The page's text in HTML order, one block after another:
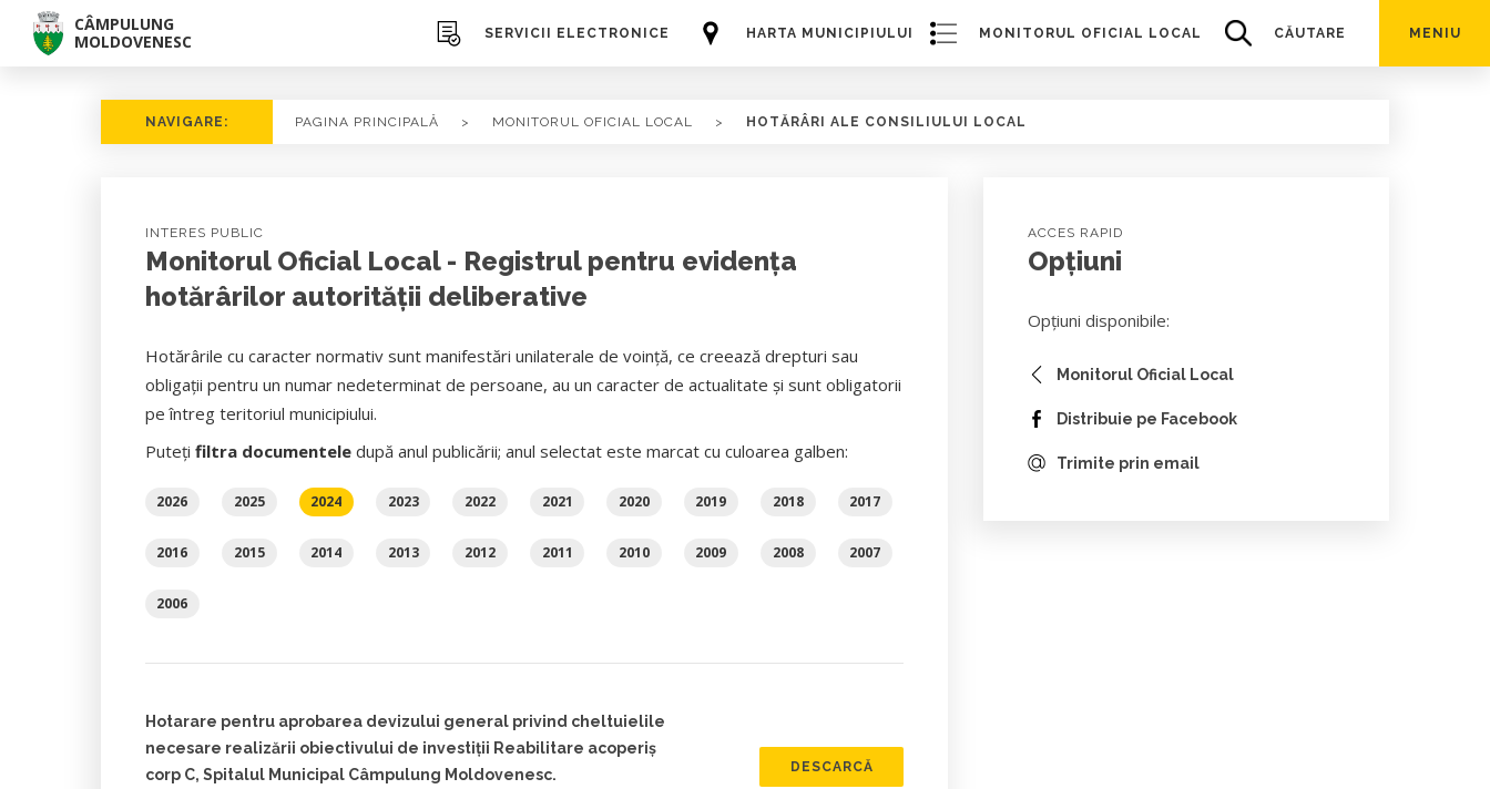
CÂMPULUNG
MOLDOVENESC
HARTA MUNICIPIULUI
SERVICII ELECTRONICE MONITORUL OFICIAL LOCAL CĂUTARE MENIU
NAVIGARE: PAGINA PRINCIPALĂ > MONITORUL OFICIAL LOCAL > HOTĂRÂRI ALE CONSILIULUI LOCAL
INTERES PUBLIC
Monitorul Oficial Local - Registrul pentru evidenţa
hotărârilor autorităţii deliberative
Hotărârile cu caracter normativ sunt manifestări unilaterale de voință, ce creează drepturi sau
obligații pentru un numar nedeterminat de persoane, au un caracter de actualitate și sunt obligatorii
pe întreg teritoriul municipiului.
Puteți filtra documenteledupă anul publicării; anul selectat este marcat cu culoarea galben:
2026 2025 2024 2023 2022 2021 2020 2019 2018 2017
2016 2015 2014 2013 2012 2011 2010 2009 2008 2007
2006
Hotarare pentru aprobarea devizului general privind cheltuielile
necesare realizării obiectivului de investiții Reabilitare acoperiș
corp C, Spitalul Municipal Câmpulung Moldovenesc.
DESCARCĂ
ACCES RAPID
Opțiuni
Opțiuni disponibile:
Monitorul Oficial Local
Distribuie pe Facebook
Trimite prin email